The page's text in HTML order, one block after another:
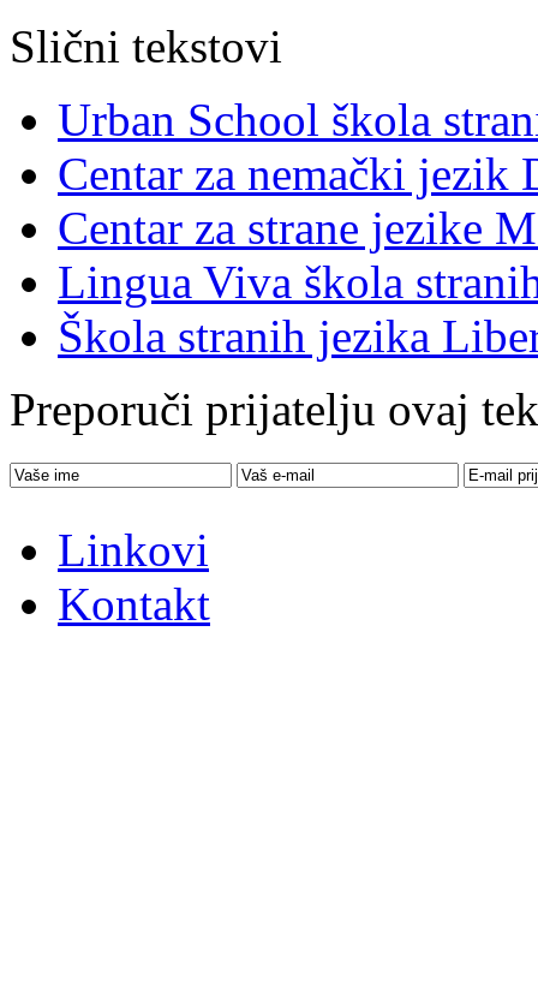
Slični tekstovi
Urban School škola
Centar za nemački jezik
Centar za strane jezike
Lingua Viva škola
Škola stranih jezika
Preporuči prijatelju ovaj
Linkovi
Kontakt